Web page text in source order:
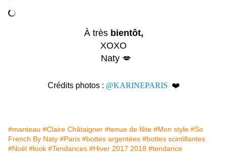
À très bientôt,
XOXO
Naty 💋
Crédits photos : @KARINEPARIS ❤️
#manteau #Claire Châtaigner #tenue de fête #Mon style #So
French By Naty #Paris #bottes argentées #bottes scintillantes
#Noël #look #Tendances #Hiver 2017 2018 #tendance